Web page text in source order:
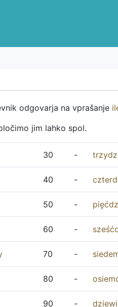
odgovarja na vprašanje
jim lahko spol.
30 -
40 -
50 -
60 -
70 -
80 -
90 -